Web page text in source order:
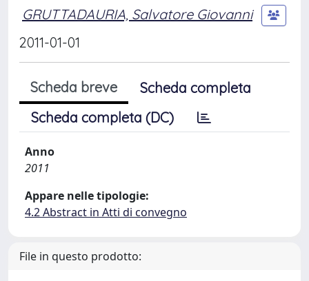
GRUTTADAURIA, Salvatore Giovanni
2011-01-01
Scheda breve
Scheda completa
Scheda completa (DC)
Anno
2011
Appare nelle tipologie:
4.2 Abstract in Atti di convegno
File in questo prodotto: